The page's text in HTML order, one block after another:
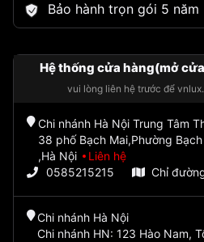
Bảo hành trọn gói 5 năm
Hệ thống cửa hàng(mở
vui lòng liên hệ trước để
Chi nhánh Hà Nội Trung Tâm
38 phố Bạch Mai,Phường
,Hà Nội
Liên hệ
0585215215
Chỉ
Chi nhánh Hà Nội
Chi nhánh HN: 123 Hào Nam,